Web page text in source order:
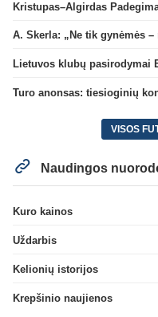
A. Skerla: „Ne tik gynėmės
Turo anonsas: tiesioginių
VISOS
Naudingos
Kuro kainos
Uždarbis
Kelionių istorijos
Krepšinio naujienos